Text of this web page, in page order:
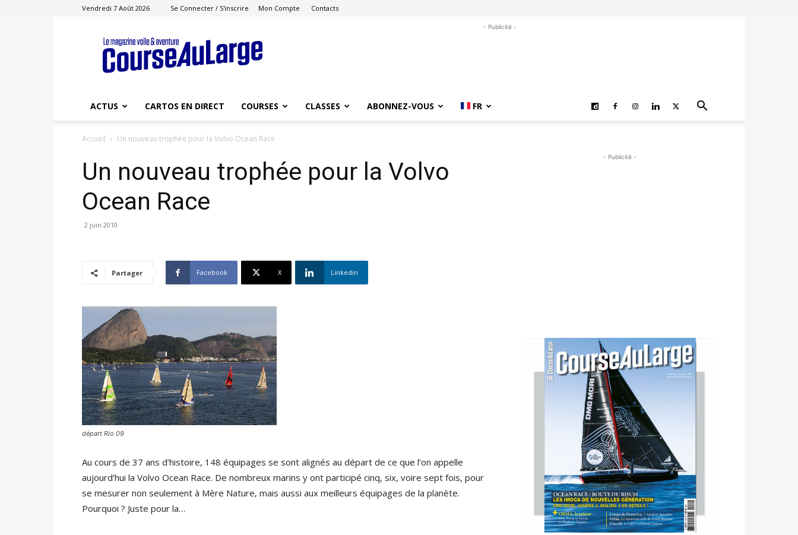
Vendredi 7 Août 2026 Se Connecter / S'inscrire Mon Compte Contacts
Course
au
Large
- Publicité -
ACTUS CARTOS EN DIRECT COURSES CLASSES ABONNEZ-VOUS FR
Accueil Un nouveau trophée pour la Volvo Ocean Race
Un nouveau trophée pour la Volvo
Ocean Race
2 juin 2010
Partager Facebook X Linkedin
départ Rio 09
Au cours de 37 ans d’histoire, 148 équipages se sont alignés au départ de ce que l’on appelle
aujourd’hui la Volvo Ocean Race. De nombreux marins y ont participé cinq, six, voire sept fois, pour
se mesurer non seulement à Mère Nature, mais aussi aux meilleurs équipages de la planète.
Pourquoi ? Juste pour la…
- Publicité -